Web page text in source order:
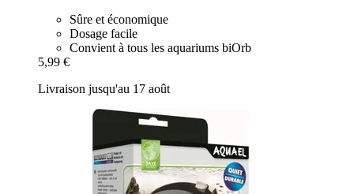
Sûre et économique
Dosage facile
Convient à tous les aquariums biOrb
5,99 €
Livraison jusqu'au 17 août